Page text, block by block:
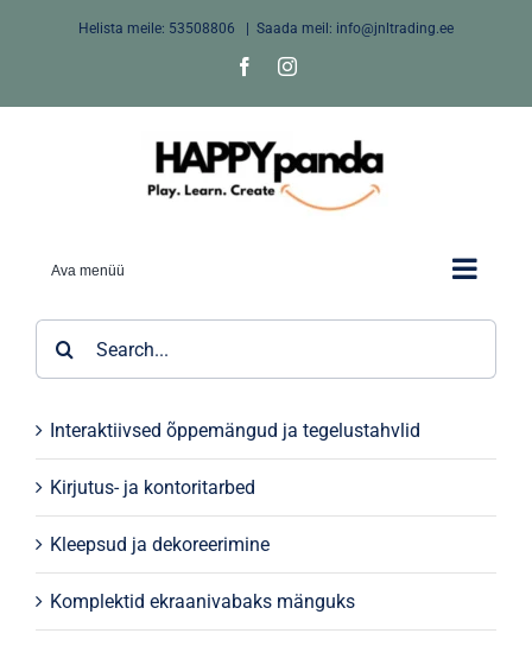
Helista meile: 53508806 Saada meil: info@jnltrading.ee
FacebookInstagram
Ava menüü
Interaktiivsed õppemängud ja tegelustahvlid
Kirjutus- ja kontoritarbed
Kleepsud ja dekoreerimine
Komplektid ekraanivabaks mänguks